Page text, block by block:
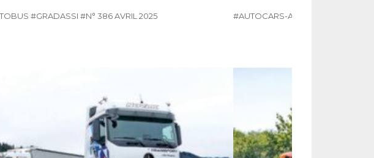
#GRADASSI #N° 386 AVRIL 2025 #AUTOCARS-AUTOBUS